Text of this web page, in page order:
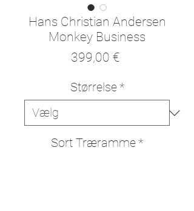
Hans Christian Andersen
Monkey Business
399,00 €
Størrelse*
Sort Træramme*